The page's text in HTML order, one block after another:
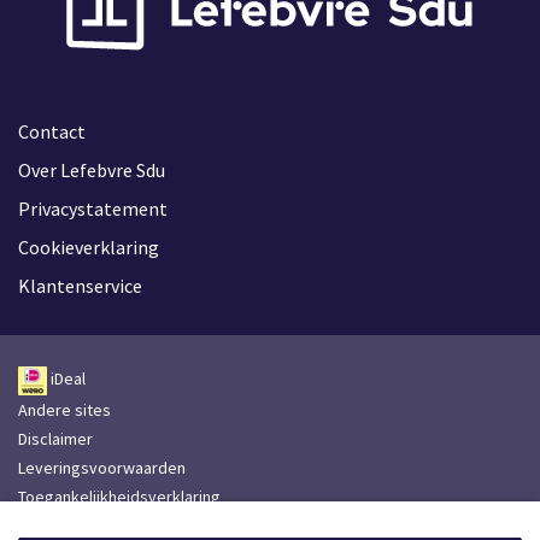
Contact
Over Lefebvre Sdu
Privacystatement
Cookieverklaring
Klantenservice
iDeal
Andere sites
Disclaimer
Leveringsvoorwaarden
Toegankelijkheidsverklaring